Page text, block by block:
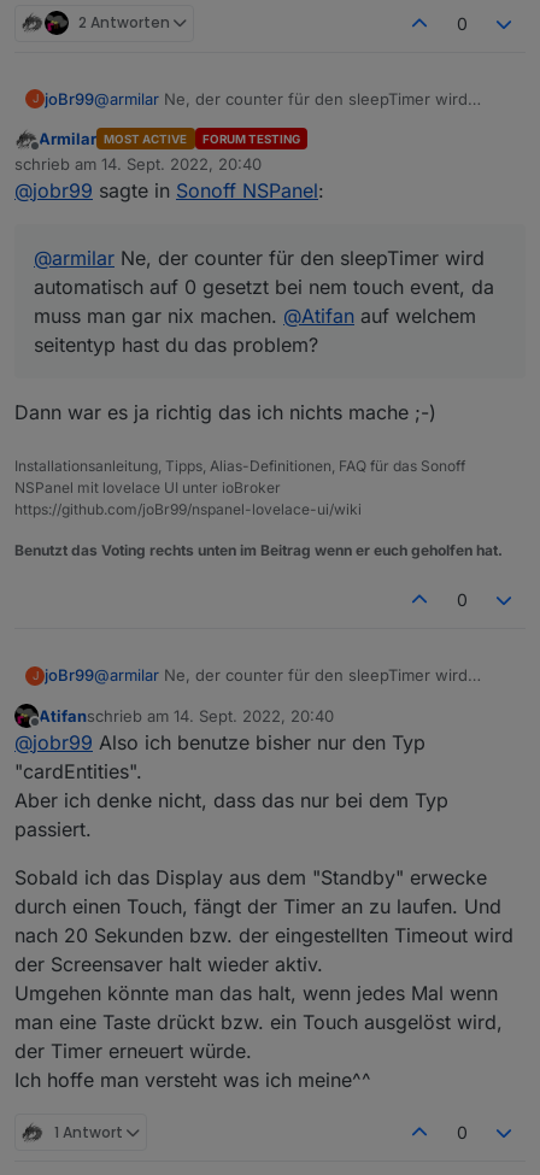
2 Antworten 0
J joBr99@armilar Ne, der counter für den sleepTimer wird
muss man gar nix machen.@
seitentyp hast du das problem?
Offline
Armilar MOST ACTIVE FORUM TESTING
schrieb am 14. Sept. 2022, 20:40
zuletzt editiert von
@jobr99 sagte in Sonoff NSPanel:
@armilar Ne, der counter für den sleepTimer wird
automatisch auf 0 gesetzt bei nem touch event, da
muss man gar nix machen. @Atifan auf welchem
seitentyp hast du das problem?
Dann war es ja richtig das ich nichts mache ;-)
Installationsanleitung, Tipps, Alias-Definitionen, FAQ für das Sonoff
NSPanel mit lovelace UI unter ioBroker
https://github.com/joBr99/nspanel-lovelace-ui/wiki
Benutzt das Voting rechts unten im Beitrag wenn er euch geholfen hat.
0
J joBr99@armilar Ne, der counter für den sleepTimer wird
muss man gar nix machen.@Atifan
seitentyp hast du das problem?
Offline
Atifanschrieb am 14. Sept. 2022, 20:40
zuletzt editiert von
@jobr99 Also ich benutze bisher nur den Typ
"cardEntities".
Aber ich denke nicht, dass das nur bei dem Typ
passiert.
Sobald ich das Display aus dem "Standby" erwecke
durch einen Touch, fängt der Timer an zu laufen. Und
nach 20 Sekunden bzw. der eingestellten Timeout wird
der Screensaver halt wieder aktiv.
Umgehen könnte man das halt, wenn jedes Mal wenn
man eine Taste drückt bzw. ein Touch ausgelöst wird,
der Timer erneuert würde.
Ich hoffe man versteht was ich meine^^
1 Antwort 0